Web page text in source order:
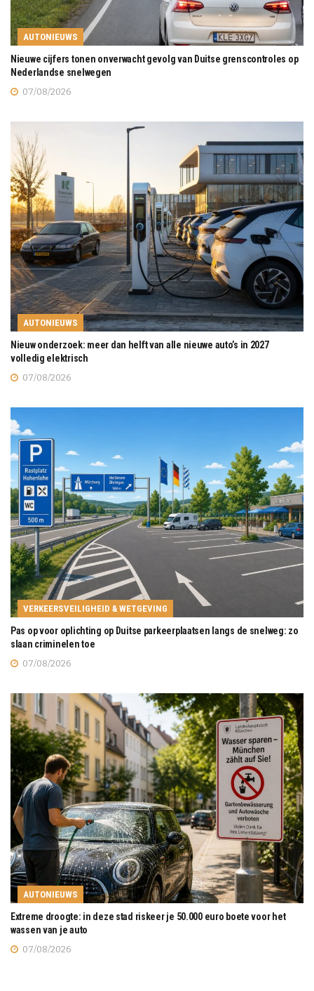
AUTONIEUWS
Nieuwe cijfers tonen onverwacht gevolg van Duitse grenscontroles op
Nederlandse snelwegen
07/08/2026
AUTONIEUWS
Nieuw onderzoek: meer dan helft van alle nieuwe auto’s in 2027
volledig elektrisch
07/08/2026
VERKEERSVEILIGHEID & WETGEVING
Pas op voor oplichting op Duitse parkeerplaatsen langs de snelweg: zo
slaan criminelen toe
07/08/2026
AUTONIEUWS
Extreme droogte: in deze stad riskeer je 50.000 euro boete voor het
wassen van je auto
07/08/2026